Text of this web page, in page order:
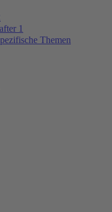
1
Themen